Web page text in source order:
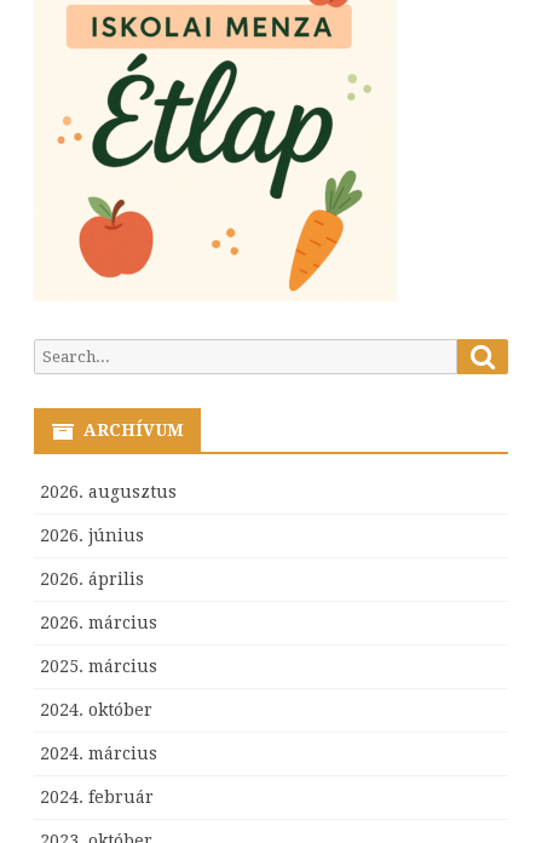
Search
ARCHÍVUM
2026. augusztus
2026. június
2026. április
2026. március
2025. március
2024. október
2024. március
2024. február